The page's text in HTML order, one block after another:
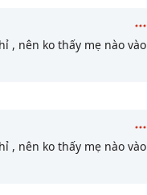
, nên ko thấy mẹ nào vào
, nên ko thấy mẹ nào vào